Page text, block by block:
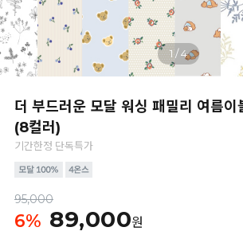
1 /4
더 부드러운 모달 워싱 패밀리 여름이
(8컬러)
기간한정 단독특가
95,000
6% 89,000원